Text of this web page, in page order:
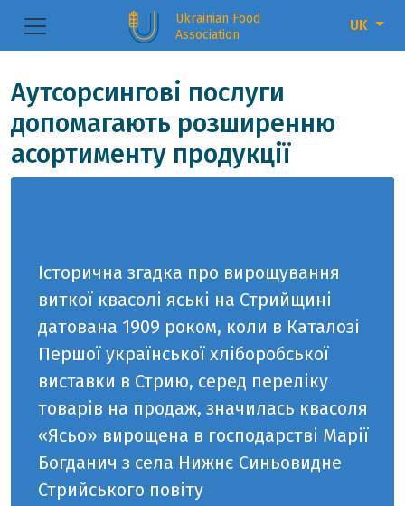
Ukrainian Food
Association
UK
Аутсорсингові послуги
допомагають розширенню
асортименту продукції
Історична згадка про вирощування
виткої квасолі яські на Стрийщині
датована 1909 роком, коли в Каталозі
Першої української хліборобської
виставки в Стрию, серед переліку
товарів на продаж, значилась квасоля
«Ясьо» вирощена в господарстві Марії
Богданич з села Нижнє Синьовидне
Стрийського повіту